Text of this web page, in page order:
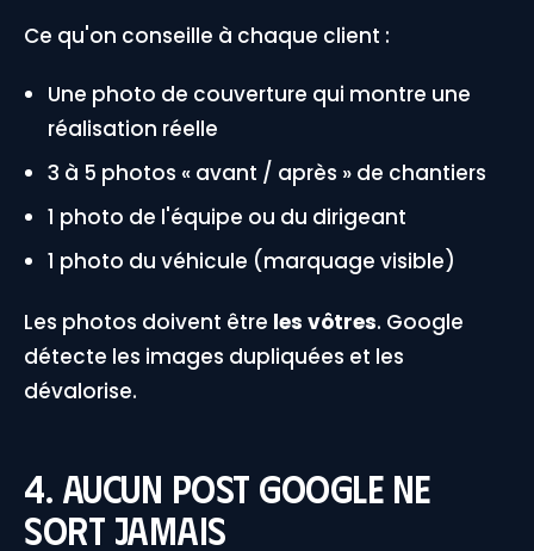
Ce qu'on conseille à chaque client :
Une photo de couverture qui montre une
réalisation réelle
3 à 5 photos « avant / après » de chantiers
1 photo de l'équipe ou du dirigeant
1 photo du véhicule (marquage visible)
Les photos doivent être les vôtres. Google
détecte les images dupliquées et les
dévalorise.
4. Aucun post Google ne
sort jamais